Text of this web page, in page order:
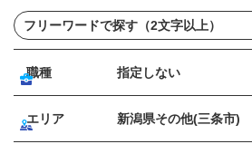
職種 指定しない
エリア 新潟県その他(三条市)